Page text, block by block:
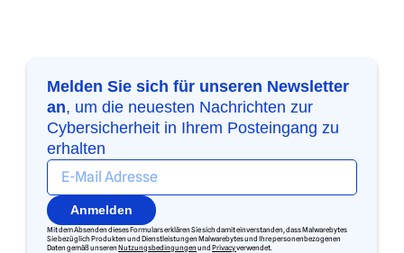
Melden Sie sich für unseren Newsletter
an, um die neuesten Nachrichten zur
Cybersicherheit in Ihrem Posteingang zu
erhalten
Anmelden
Mit dem Absenden dieses Formulars erklären Sie sich damit einverstanden, dass Malwarebytes
Sie bezüglich Produkten und Dienstleistungen Malwarebytes und Ihre personenbezogenen
Daten gemäß unseren Nutzungsbedingungen und Privacyverwendet.